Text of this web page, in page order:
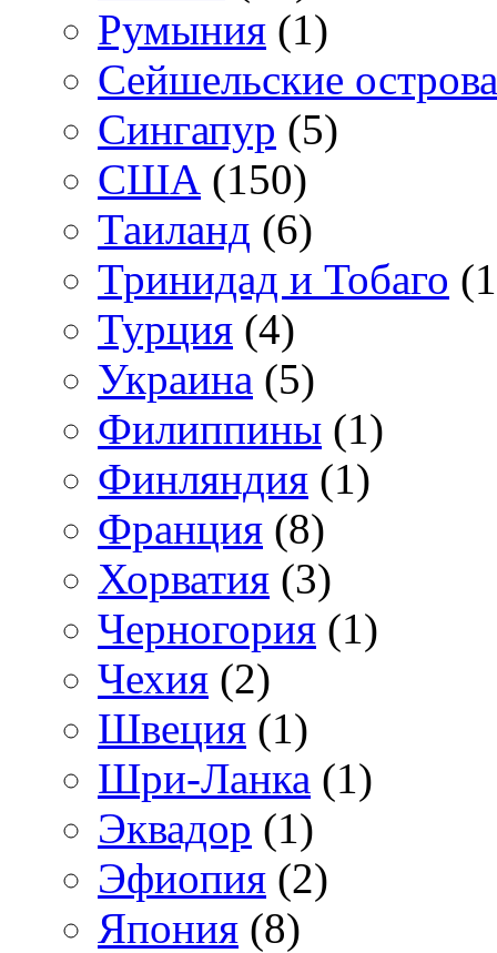
Румыния (1)
Сейшельские острова
Сингапур (5)
США (150)
Таиланд (6)
Тринидад и Тобаго
Турция (4)
Украина (5)
Филиппины (1)
Финляндия (1)
Франция (8)
Хорватия (3)
Черногория (1)
Чехия (2)
Швеция (1)
Шри-Ланка (1)
Эквадор (1)
Эфиопия (2)
Япония (8)